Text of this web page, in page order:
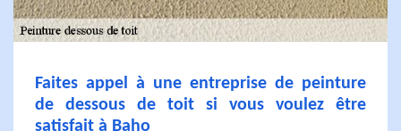
Faites appel à une entreprise de peinture
de dessous de toit si vous voulez être
satisfait à Baho